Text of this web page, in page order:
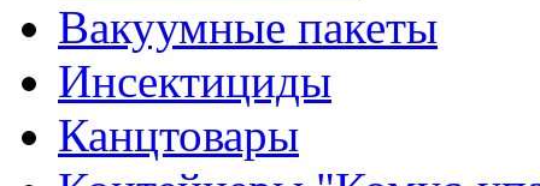
Вакуумные пакеты
Инсектициды
Канцтовары